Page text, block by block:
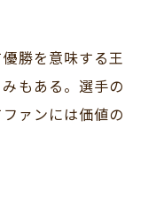
勝を意味する王
もある。選手の
ァンには価値の